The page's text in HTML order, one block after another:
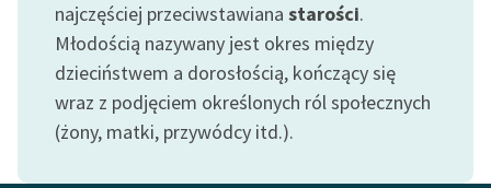
najczęściej przeciwstawiana starości.
Młodością nazywany jest okres między
dzieciństwem a dorosłością, kończący się
wraz z podjęciem określonych ról społecznych
(żony, matki, przywódcy itd.).